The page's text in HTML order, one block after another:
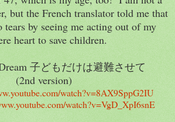
but the French translator told me that
tears by seeing me acting out of my
heart to save children.
子どもだけは避難させて
(2nd version)
watch?v=8AX9SppG2IU
watch?v=VgD_XpI6snE